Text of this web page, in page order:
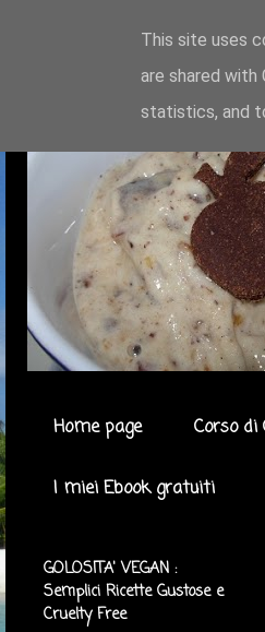
Home page Corso di
I miei Ebook gratuiti
GOLOSITA' VEGAN :
Semplici Ricette Gustose e
Cruelty Free
This site uses
are shared
statistics, and